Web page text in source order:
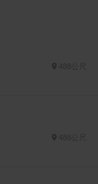
488公尺
488公尺